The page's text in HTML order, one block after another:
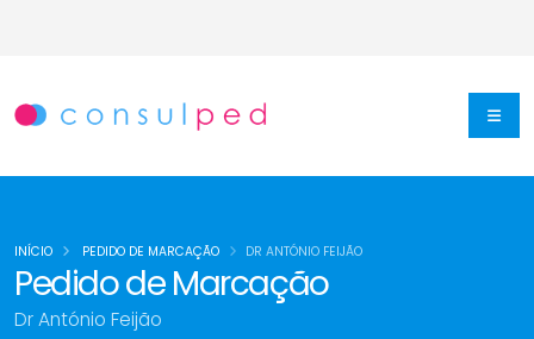
Pedido de Marcação
Dr António Feijão
INÍCIO PEDIDO DE MARCAÇÃO DR ANTÓNIO FEIJÃO